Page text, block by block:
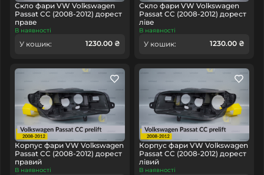
Скло фари VW Volkswagen
Passat CC (2008-2012) дорест
праве
В наявності
У кошик: 1230.00 ₴
Скло фари VW Volkswagen
Passat CC (2008-2012) дорест
ліве
В наявності
У кошик: 1230.00 ₴
Корпус фари VW Volkswagen
Passat CC (2008-2012) дорест
правий
В наявності
Корпус фари VW Volkswagen
Passat CC (2008-2012) дорест
лівий
В наявності